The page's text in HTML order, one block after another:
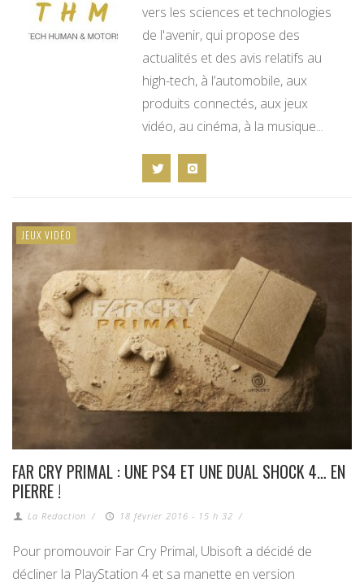
vers les sciences et technologies
de l'avenir, qui propose des
actualités et des avis relatifs au
high-tech, à l’automobile, aux
produits connectés, aux jeux
vidéo, au cinéma, à la musique...
JEUX VIDÉO
FAR CRY PRIMAL : UNE PS4 ET UNE DUAL SHOCK 4… EN
PIERRE !
La Redaction / 18 février 2016 - 15 h 32 /
Pour promouvoir Far Cry Primal, Ubisoft a décidé de
décliner la PlayStation 4 et sa manette en version